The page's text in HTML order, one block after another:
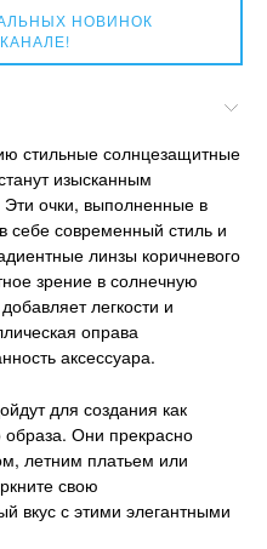
НОВИНОК
КАНАЛЕ!
стильные солнцезащитные
изысканным
очки, выполненные в
себе современный стиль и
линзы коричневого
зрение в солнечную
легкости и
оправа
аксессуара.
для создания как
образа. Они прекрасно
летним платьем или
свою
вкус с этими элегантными